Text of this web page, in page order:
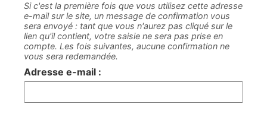
Si c'est la première fois que vous utilisez cette adresse
e-mail sur le site, un message de confirmation vous
sera envoyé : tant que vous n'aurez pas cliqué sur le
lien qu'il contient, votre saisie ne sera pas prise en
compte. Les fois suivantes, aucune confirmation ne
vous sera redemandée.
Adresse e-mail :